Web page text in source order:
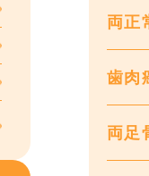
両正
歯肉
両足